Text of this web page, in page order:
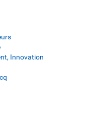
Innovation